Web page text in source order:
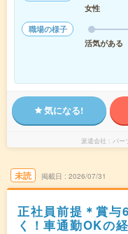
女性
職場の様子
活気がある
気になる!
派遣会社 パー
未読 掲載日 2026/07/31
正社員前提＊賞与
く！車通勤OKの